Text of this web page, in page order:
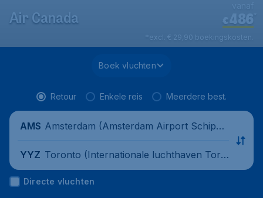
Air Canada €486
vanaf
*excl. € 29,90 boekingskosten.
Boek vluchten
Retour Enkele reis Meerdere best.
AMS Amsterdam (Amsterdam Airport Schipho
YYZ Toronto (Internationale luchthaven Toro
nto Pearson), Canada
Directe vluchten